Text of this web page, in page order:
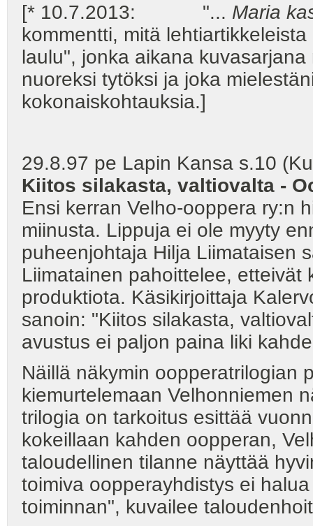
[* 10.7.2013: "... Maria
kommentti, mitä
laulu", jonka aikana
nuoreksi tytöksi ja joka
kokonaiskohtauksia.]
29.8.97 pe Lapin Kansa s.10
Kiitos silakasta, valtiovalta -
Ensi kerran Velho-ooppera ry:n
miinusta. Lippuja ei ole myyty
puheenjohtaja Hilja Liimataisen
Liimatainen pahoittelee,
produktiota. Käsikirjoittaja
sanoin: "Kiitos silakasta,
avustus ei paljon paina liki
Näillä näkymin oopperatrilogian
kiemurtelemaan Velhonniemen
trilogia on tarkoitus esittää
kokeillaan kahden oopperan,
taloudellinen tilanne näyttää
toimiva oopperayhdistys ei
toiminnan", kuvailee